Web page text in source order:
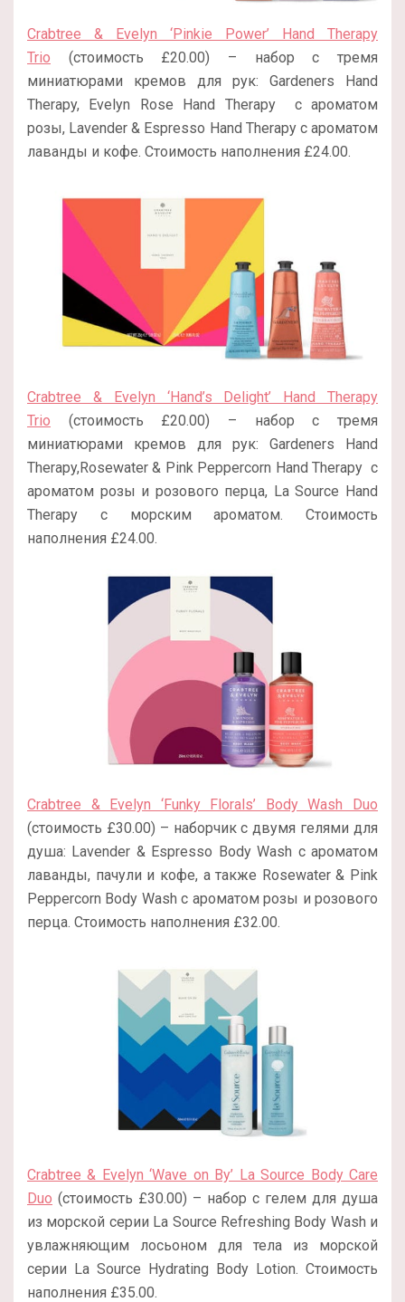
Crabtree & Evelyn ‘Pinkie Power’ Hand Therapy
Trio (стоимость £20.00) – набор с тремя
миниатюрами кремов для рук: Gardeners Hand
Therapy, Evelyn Rose Hand Therapy с ароматом
розы, Lavender & Espresso Hand Therapy с ароматом
лаванды и кофе. Стоимость наполнения £24.00.
Crabtree & Evelyn ‘Hand’s Delight’ Hand Therapy
Trio (стоимость £20.00) – набор с тремя
миниатюрами кремов для рук: Gardeners Hand
Therapy,Rosewater & Pink Peppercorn Hand Therapy с
ароматом розы и розового перца, La Source Hand
Therapy с морским ароматом. Стоимость
наполнения £24.00.
Crabtree & Evelyn ‘Funky Florals’ Body Wash Duo
(стоимость £30.00) – наборчик с двумя гелями для
душа: Lavender & Espresso Body Wash с ароматом
лаванды, пачули и кофе, а также Rosewater & Pink
Peppercorn Body Wash с ароматом розы и розового
перца. Стоимость наполнения £32.00.
Crabtree & Evelyn ‘Wave on By’ La Source Body Care
Duo (стоимость £30.00) – набор с гелем для душа
из морской серии La Source Refreshing Body Wash и
увлажняющим лосьоном для тела из морской
серии La Source Hydrating Body Lotion. Стоимость
наполнения £35.00.